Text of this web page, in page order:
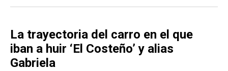
La trayectoria del carro en el que
iban a huir ‘El Costeño’ y alias
Gabriela